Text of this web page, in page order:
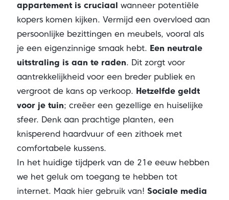
appartement is cruciaal wanneer potentiële
kopers komen kijken. Vermijd een overvloed aan
persoonlijke bezittingen en meubels, vooral als
je een eigenzinnige smaak hebt. Een neutrale
uitstraling is aan te raden. Dit zorgt voor
aantrekkelijkheid voor een breder publiek en
vergroot de kans op verkoop. Hetzelfde geldt
voor je tuin; creëer een gezellige en huiselijke
sfeer. Denk aan prachtige planten, een
knisperend haardvuur of een zithoek met
comfortabele kussens.
In het huidige tijdperk van de 21e eeuw hebben
we het geluk om toegang te hebben tot
internet. Maak hier gebruik van! Sociale media